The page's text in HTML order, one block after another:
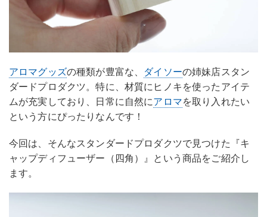
アロマグッズの種類が豊富な、 ダイソーの姉妹店スタン
ダードプロダクツ。特に、材質にヒノキを使ったアイテ
ムが充実しており、日常に自然にアロマを取り入れたい
という方にぴったりなんです！
今回は、そんなスタンダードプロダクツで見つけた『キ
ャップディフューザー（四角）』という商品をご紹介し
ます。